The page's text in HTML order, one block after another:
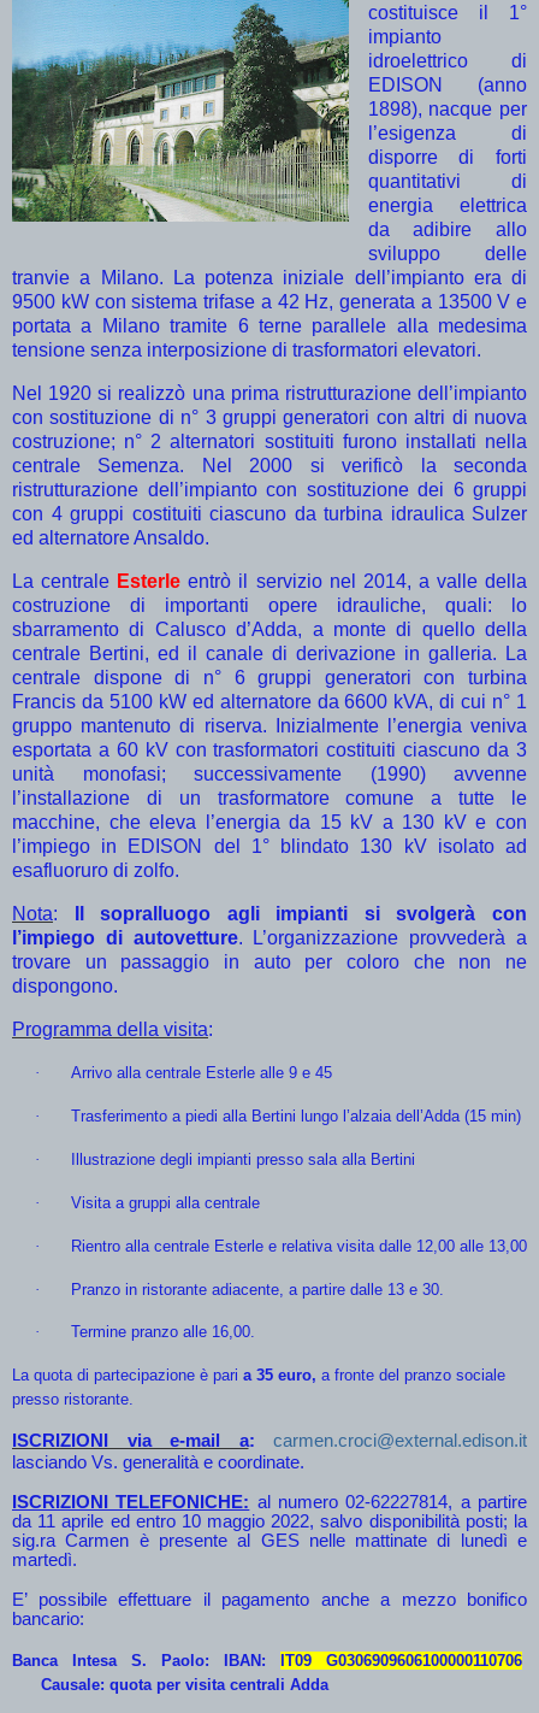
costituisce il 1°
impianto
idroelettrico di
EDISON (anno
1898), nacque per
l’esigenza di
disporre di forti
quantitativi di
energia elettrica
da adibire allo
sviluppo delle
tranvie a Milano. La potenza iniziale dell’impianto era di
9500 kW con sistema trifase a 42 Hz, generata a 13500 V e
portata a Milano tramite 6 terne parallele alla medesima
tensione senza interposizione di trasformatori elevatori.
Nel 1920 si realizzò una prima ristrutturazione dell’impianto
con sostituzione di n° 3 gruppi generatori con altri di nuova
costruzione; n° 2 alternatori sostituiti furono installati nella
centrale Semenza. Nel 2000 si verificò la seconda
ristrutturazione dell’impianto con sostituzione dei 6 gruppi
con 4 gruppi costituiti ciascuno da turbina idraulica Sulzer
ed alternatore Ansaldo.
La centrale Esterleentrò il servizio nel 2014, a valle della
costruzione di importanti opere idrauliche, quali: lo
sbarramento di Calusco d’Adda, a monte di quello della
centrale Bertini, ed il canale di derivazione in galleria. La
centrale dispone di n° 6 gruppi generatori con turbina
Francis da 5100 kW ed alternatore da 6600 kVA, di cui n° 1
gruppo mantenuto di riserva. Inizialmente l’energia veniva
esportata a 60 kV con trasformatori costituiti ciascuno da 3
unità monofasi; successivamente (1990) avvenne
l’installazione di un trasformatore comune a tutte le
macchine, che eleva l’energia da 15 kV a 130 kV e con
l’impiego in EDISON del 1° blindato 130 kV isolato ad
esafluoruro di zolfo.
Nota:
Il sopralluogo agli impianti si svolgerà con
l’impiego di autovetture. L’organizzazione provvederà a
trovare un passaggio in auto per coloro che non ne
dispongono.
Programma della visita:
· Arrivo alla centrale Esterle alle 9 e 45
· Trasferimento a piedi alla Bertini lungo l’alzaia dell’Adda (15 min)
· Illustrazione degli impianti presso sala alla Bertini
· Visita a gruppi alla centrale
· Rientro alla centrale Esterle e relativa visita dalle 12,00 alle 13,00
· Pranzo in ristorante adiacente, a partire dalle 13 e 30.
· Termine pranzo alle 16,00.
La quota di partecipazione è pari a 35 euro, a fronte del pranzo sociale
presso ristorante.
ISCRIZIONI via e-mail a:
carmen.croci@external.edison.it
lasciando Vs. generalità e coordinate.
ISCRIZIONI TELEFONICHE: al numero 02-62227814, a partire
da 11 aprile ed entro 10 maggio 2022, salvo disponibilità posti; la
sig.ra Carmen è presente al GES nelle mattinate di lunedì e
martedì.
E’ possibile effettuare il pagamento anche a mezzo bonifico
bancario:
Banca Intesa S. Paolo: IBAN:
IT09 G0306909606100000110706
Causale: quota per visita centrali Adda